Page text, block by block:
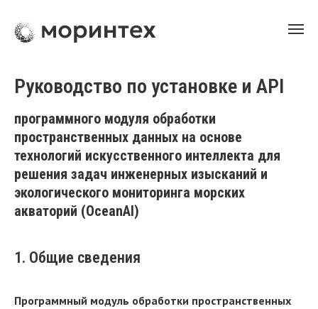
Руководство по установке и API
программного модуля обработки
пространственных данных на основе
технологий искусственного интеллекта для
решения задач инженерных изысканий и
экологического мониторинга морских
акваторий (OceanAI)
1. Общие сведения
Программный модуль обработки пространственных